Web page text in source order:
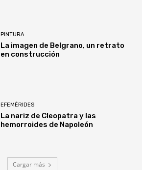
PINTURA
La imagen de Belgrano, un retrato
en construcción
EFEMÉRIDES
La nariz de Cleopatra y las
hemorroides de Napoleón
Cargar más